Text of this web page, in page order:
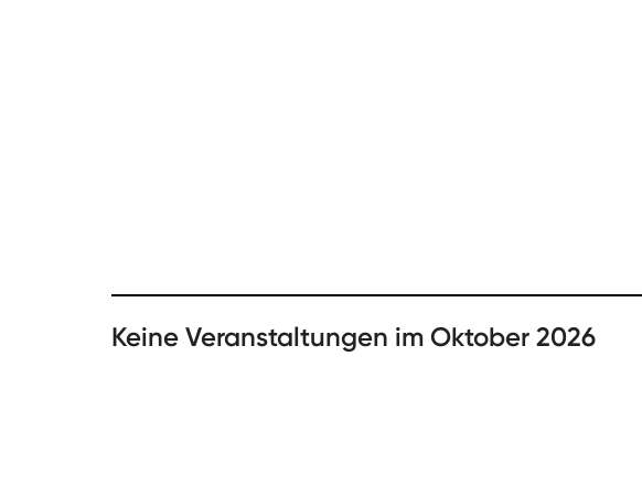
Keine Veranstaltungen im Oktober 2026